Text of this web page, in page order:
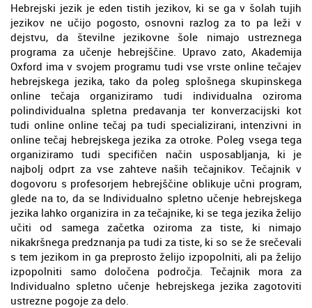
Hebrejski jezik je eden tistih jezikov, ki se ga v šolah tujih
jezikov ne učijo pogosto, osnovni razlog za to pa leži v
dejstvu, da številne jezikovne šole nimajo ustreznega
programa za učenje hebrejščine. Upravo zato, Akademija
Oxford ima v svojem programu tudi vse vrste online tečajev
hebrejskega jezika, tako da poleg splošnega skupinskega
online tečaja organiziramo tudi individualna oziroma
polindividualna spletna predavanja ter konverzacijski kot
tudi online online tečaj pa tudi specializirani, intenzivni in
online tečaj hebrejskega jezika za otroke. Poleg vsega tega
organiziramo tudi specifičen način usposabljanja, ki je
najbolj odprt za vse zahteve naših tečajnikov. Tečajnik v
dogovoru s profesorjem hebrejščine oblikuje učni program,
glede na to, da se Individualno spletno učenje hebrejskega
jezika lahko organizira in za tečajnike, ki se tega jezika želijo
učiti od samega začetka oziroma za tiste, ki nimajo
nikakršnega predznanja pa tudi za tiste, ki so se že srečevali
s tem jezikom in ga preprosto želijo izpopolniti, ali pa želijo
izpopolniti samo določena področja. Tečajnik mora za
Individualno spletno učenje hebrejskega jezika zagotoviti
ustrezne pogoje za delo.